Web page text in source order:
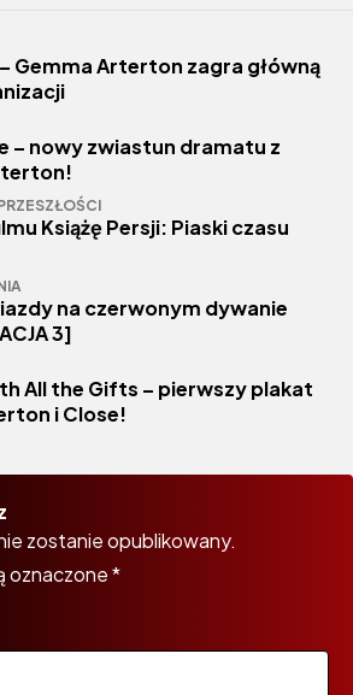
Gemma Arterton zagra główną
– nowy zwiastun dramatu z
Książę Persji: Piaski czasu
na czerwonym dywanie
3]
All the Gifts – pierwszy plakat
i Close!
zostanie opublikowany.
oznaczone*